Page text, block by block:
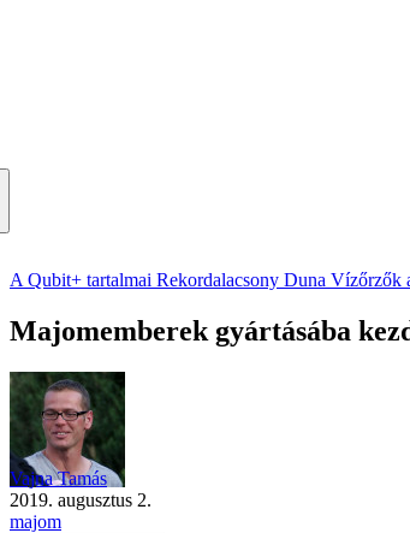
A Qubit+ tartalmai Rekordalacsony Duna Vízőrzők
Majomemberek gyártásába
Vajna Tamás
2019. augusztus 2.
majom